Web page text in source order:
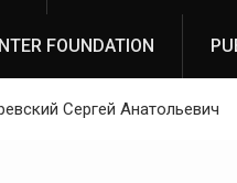
FOUNDATION
Сергей Анатольевич